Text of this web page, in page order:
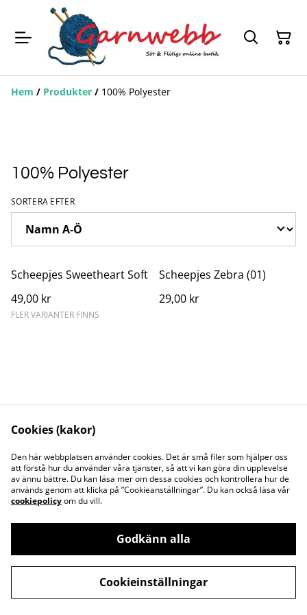
Hem / Produkter / 100% Polyester
100% Polyester
SORTERA EFTER
Scheepjes Sweetheart Soft
49,00 kr
FLER VARIANTER FINNS
Scheepjes Zebra (01)
29,00 kr
Kontakta oss
Juridisk information
Integritetspolicy
Cookiepolicy
Söt och Flitig HB
Org.nr. 969773-7535
©2026Garnwebb (Söt och Flitig HB)
powered by
Cookies (kakor)
Den här webbplatsen använder cookies. Det är små filer som hjälper oss
att förstå hur du använder våra tjänster, så att vi kan göra din upplevelse
av ännu bättre. Du kan läsa mer om dessa cookies och kontrollera hur de
används genom att klicka på ”Cookieanställningar”. Du kan också läsa vår
cookiepolicyom du vill.
Godkänn alla
Cookieinställningar